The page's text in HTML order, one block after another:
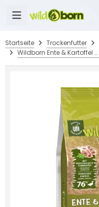
Startseite Trockenfutter
Wildborn Ente & Kartoffel Junior 400 g